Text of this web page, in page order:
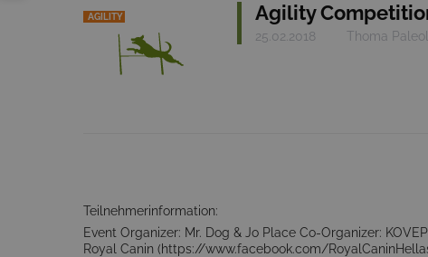
AGILITY Agility
25.02.2018 Thoma
Teilnehmerinformation:
Event Organizer: Mr. Dog & Jo Place Co-Organizer:
Royal Canin (https://www.facebook.com/